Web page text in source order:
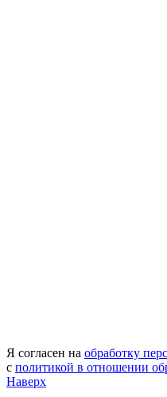
Я согласен на обработку
с политикой в отношении
Наверх